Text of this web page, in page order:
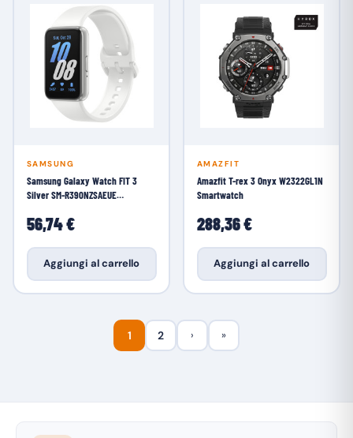
SAMSUNG
Samsung Galaxy Watch FIT 3
Silver SM-R390NZSAEUE
56,74 €
Aggiungi al carrello
AMAZFIT
Amazfit T-rex 3 Onyx W2322GL1N
Smartwatch
288,36 €
Aggiungi al carrello
1 2 › »